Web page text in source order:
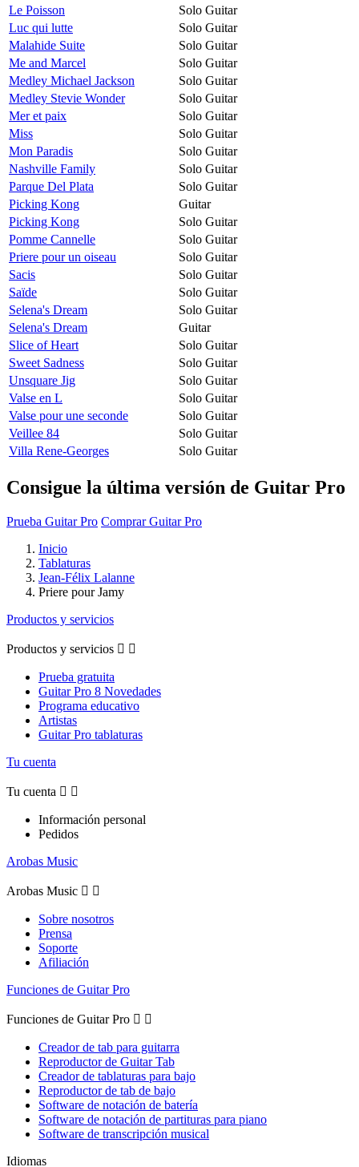
Le Poisson
Solo Guitar
Luc qui lutte
Solo Guitar
Malahide Suite
Solo Guitar
Me and Marcel
Solo Guitar
Medley Michael Jackson
Solo Guitar
Medley Stevie Wonder
Solo Guitar
Mer et paix
Solo Guitar
Miss
Solo Guitar
Mon Paradis
Solo Guitar
Nashville Family
Solo Guitar
Parque Del Plata
Solo Guitar
Picking Kong
Guitar
Picking Kong
Solo Guitar
Pomme Cannelle
Solo Guitar
Priere pour un oiseau
Solo Guitar
Sacis
Solo Guitar
Saïde
Solo Guitar
Selena's Dream
Solo Guitar
Selena's Dream
Guitar
Slice of Heart
Solo Guitar
Sweet Sadness
Solo Guitar
Unsquare Jig
Solo Guitar
Valse en L
Solo Guitar
Valse pour une seconde
Solo Guitar
Veillee 84
Solo Guitar
Villa Rene-Georges
Solo Guitar
Consigue la última versión de Guitar Pro
Prueba Guitar Pro Comprar Guitar Pro
Inicio
Tablaturas
Jean-Félix Lalanne
Priere pour Jamy
Productos y servicios
Productos y servicios  
Prueba gratuita
Guitar Pro 8 Novedades
Programa educativo
Artistas
Guitar Pro tablaturas
Tu cuenta
Tu cuenta  
Información personal
Pedidos
Arobas Music
Arobas Music  
Sobre nosotros
Prensa
Soporte
Afiliación
Funciones de Guitar Pro
Funciones de Guitar Pro  
Creador de tab para guitarra
Reproductor de Guitar Tab
Creador de tablaturas para bajo
Reproductor de tab de bajo
Software de notación de batería
Software de notación de partituras para piano
Software de transcripción musical
Idiomas